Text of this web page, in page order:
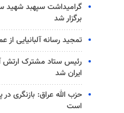
گرامیداشت سپهبد شهید
برگزار شد
تمجید رسانه آلبانیایی
رئیس ستاد مشترک ارتش
ایران شد
حزب الله عراق: بازنگری
است